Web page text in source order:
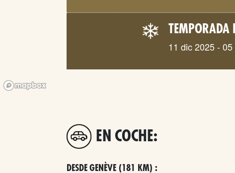
TEMPORADA
11 dic 2025 -
EN COCHE:
DESDE GENÈVE (181 KM) :